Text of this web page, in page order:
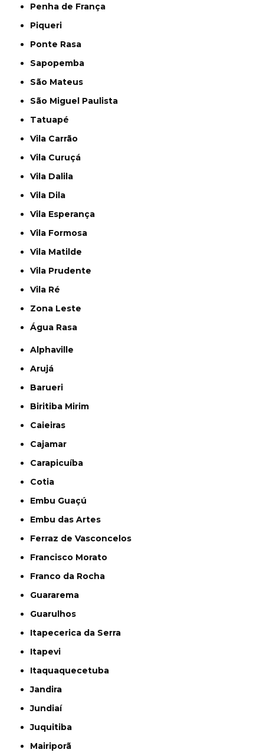
Penha de França
Piqueri
Ponte Rasa
Sapopemba
São Mateus
São Miguel Paulista
Tatuapé
Vila Carrão
Vila Curuçá
Vila Dalila
Vila Dila
Vila Esperança
Vila Formosa
Vila Matilde
Vila Prudente
Vila Ré
Zona Leste
Água Rasa
Alphaville
Arujá
Barueri
Biritiba Mirim
Caieiras
Cajamar
Carapicuíba
Cotia
Embu Guaçú
Embu das Artes
Ferraz de Vasconcelos
Francisco Morato
Franco da Rocha
Guararema
Guarulhos
Itapecerica da Serra
Itapevi
Itaquaquecetuba
Jandira
Jundiaí
Juquitiba
Mairiporã